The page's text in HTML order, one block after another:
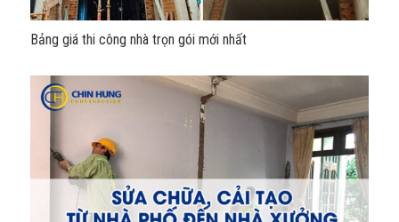
Bảng giá thi công nhà trọn gói mới nhất